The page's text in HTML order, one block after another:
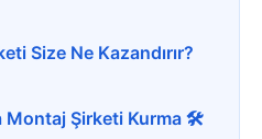
Size Ne Kazandırır?
Montaj Şirketi Kurma 🛠️